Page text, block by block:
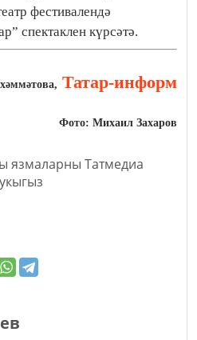
фестивалендә
спектаклен күрсәтә.
Татар-информ
Фото: Михаил Захаров
язмаларны Татмедиа
укыгыз